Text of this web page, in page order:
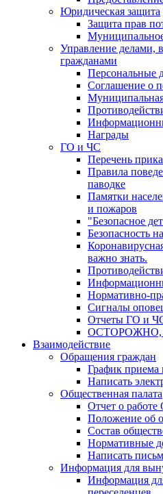
Юридическая защита
Защита прав
Управление делами,
гражданами
Персональные
Соглашение о
Награды
ГО и ЧС
Перечень
Правила
паводке
Памятки
и пожаров
"Безопасное
Безопасность
важно знать.
Нормативно-
Сигналы
Отчеты ГО и
Взаимодействие
Обращения граждан
График приема
Написать
Общественная палата
Отчет о
Положение об
Состав
Нормативные
Написать
Информация для
Информация